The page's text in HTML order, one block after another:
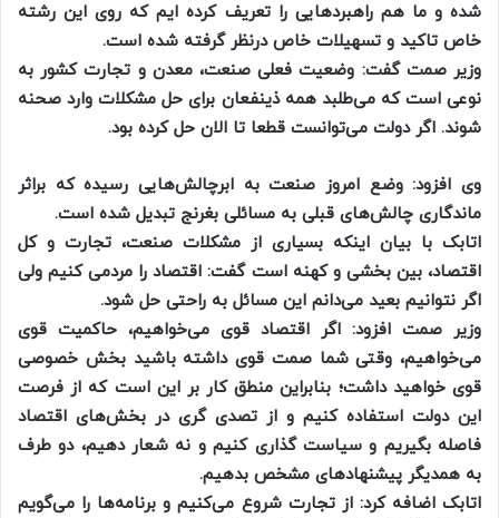
شده و ما هم راهبرد‌هایی را تعریف کرده ایم که روی این رشته
خاص تاکید و تسهیلات خاص درنظر گرفته شده است.
وزیر صمت گفت: وضعیت فعلی صنعت، معدن و تجارت کشور به
نوعی است که می‌طلبد همه ذینفعان برای حل مشکلات وارد صحنه
شوند. اگر دولت می‌توانست قطعا تا الان حل کرده بود.
وی افزود: وضع امروز صنعت به ابرچالش‌هایی رسیده که براثر
ماندگاری چالش‌های قبلی به مسائلی بغرنج تبدیل شده است.
اتابک با بیان اینکه بسیاری از مشکلات صنعت، تجارت و کل
اقتصاد، بین بخشی و کهنه است گفت: اقتصاد را مردمی کنیم ولی
اگر نتوانیم بعید می‌دانم این مسائل به راحتی حل شود.
وزیر صمت افزود: اگر اقتصاد قوی می‌خواهیم، حاکمیت قوی
می‌خواهیم، وقتی شما صمت قوی داشته باشید بخش خصوصی
قوی خواهید داشت؛ بنابراین منطق کار بر این است که از فرصت
این دولت استفاده کنیم و از تصدی گری در بخش‌های اقتصاد
فاصله بگیریم و سیاست گذاری کنیم و نه شعار دهیم، دو طرف
به همدیگر پیشنهاد‌های مشخص بدهیم.
اتابک اضافه کرد: از تجارت شروع می‌کنیم و برنامه‌ها را می‌گویم